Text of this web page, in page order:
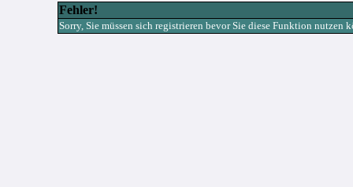
Fehler!
Sorry, Sie müssen sich registrieren bevor Sie diese Funktion nutzen